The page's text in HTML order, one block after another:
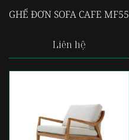
GHẾ ĐƠN SOFA CAFE MF55
Liên hệ